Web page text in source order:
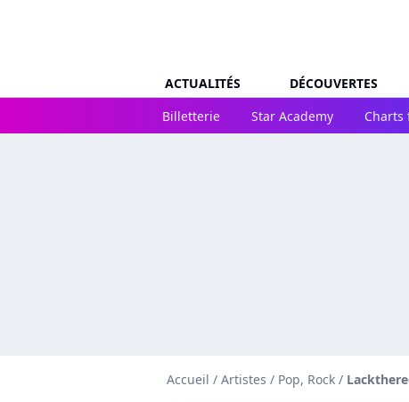
ACTUALITÉS DÉCOUVERTES
Billetterie
Star Academy Charts
Accueil / Artistes / Pop, Rock /